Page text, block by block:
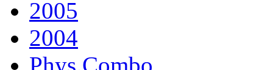
2005
2004
Phys.Combo